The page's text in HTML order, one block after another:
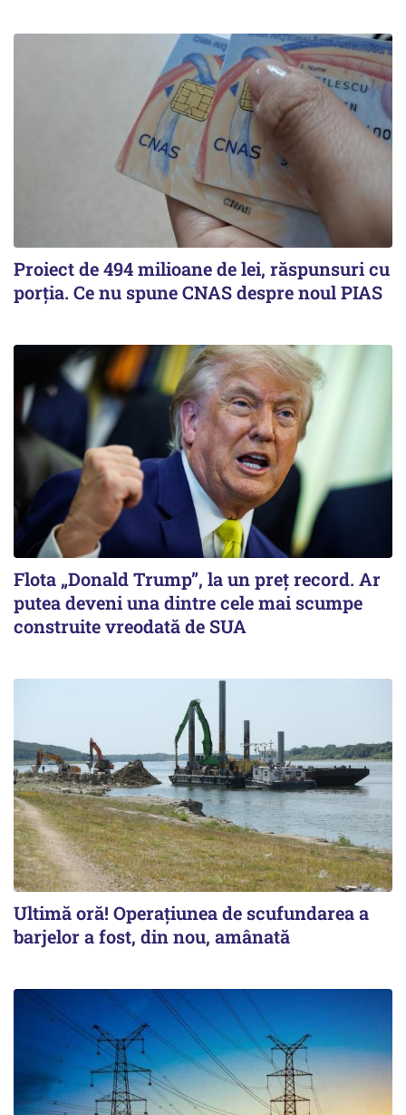
Proiect de 494 milioane de lei, răspunsuri cu
porția. Ce nu spune CNAS despre noul PIAS
Flota „Donald Trump”, la un preț record. Ar
putea deveni una dintre cele mai scumpe
construite vreodată de SUA
Ultimă oră! Operațiunea de scufundarea a
barjelor a fost, din nou, amânată